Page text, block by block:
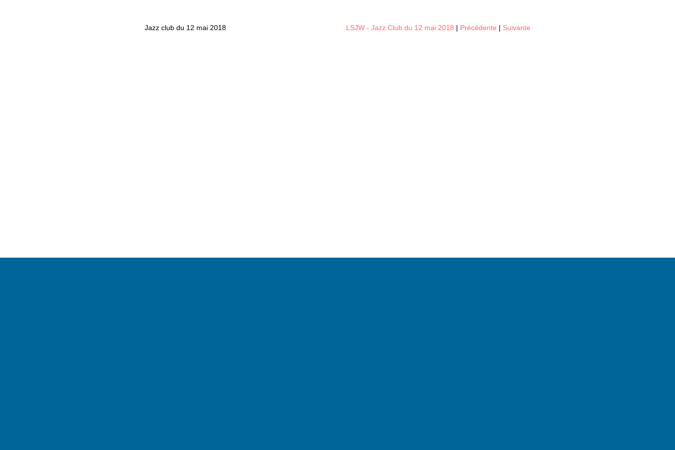
Jazz club du 12 mai 2018 LSJW - Jazz Club du 12 mai 2018 | Précédente | Suivante